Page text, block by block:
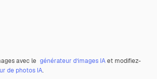
avec le générateur d’images IAet modifiez-
de photos IA.